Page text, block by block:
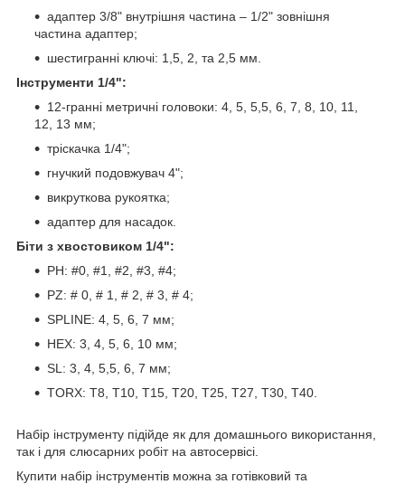
адаптер 3/8" внутрішня частина – 1/2" зовнішня
частина адаптер;
шестигранні ключі: 1,5, 2, та 2,5 мм.
Інструменти 1/4":
12-гранні метричні головоки: 4, 5, 5,5, 6, 7, 8, 10, 11,
12, 13 мм;
тріскачка 1/4";
гнучкий подовжувач 4";
викруткова рукоятка;
адаптер для насадок.
Біти з хвостовиком 1/4":
PH: #0, #1, #2, #3, #4;
PZ: # 0, # 1, # 2, # 3, # 4;
SPLINE: 4, 5, 6, 7 мм;
HEX: 3, 4, 5, 6, 10 мм;
SL: 3, 4, 5,5, 6, 7 мм;
TORX: T8, T10, T15, T20, T25, T27, T30, T40.
Набір інструменту підійде як для домашнього використання,
так і для слюсарних робіт на автосервісі.
Купити набір інструментів можна за готівковий та